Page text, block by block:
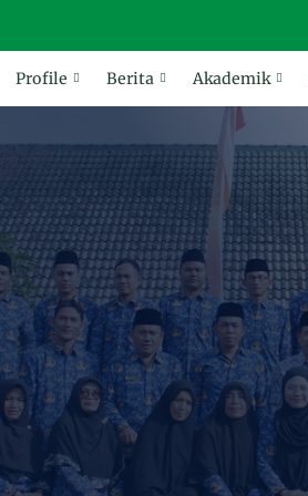
Profile Berita Akademik